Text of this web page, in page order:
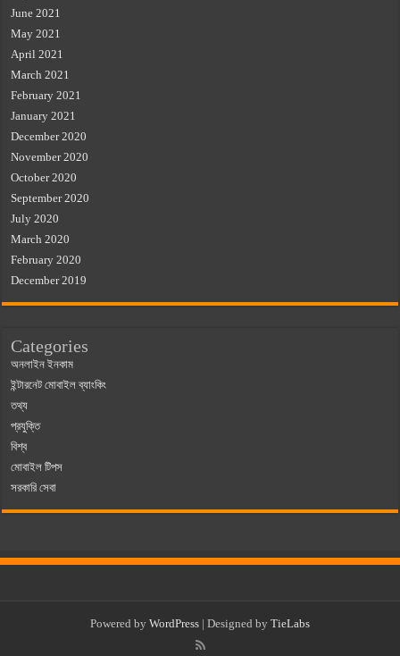
June 2021
May 2021
April 2021
March 2021
February 2021
January 2021
December 2020
November 2020
October 2020
September 2020
July 2020
March 2020
February 2020
December 2019
Categories
অনলাইন ইনকাম
ইন্টারনেট মোবাইল ব্যাংকিং
তথ্য
প্রযুক্তি
বিশ্ব
মোবাইল টিপস
সরকারি সেবা
Powered by WordPress | Designed by TieLabs